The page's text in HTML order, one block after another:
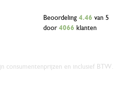
Beoordeling 4.46 van 5
door 4066 klanten
consumentenprijzen en inclusief BTW.